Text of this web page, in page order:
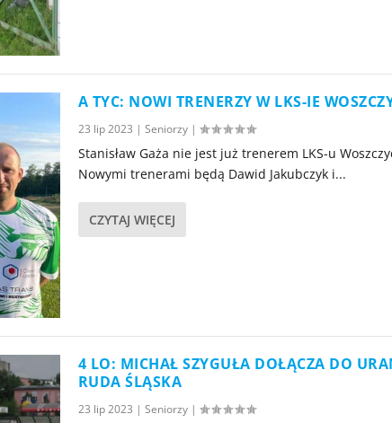
A TYC: NOWI TRENERZY W LKS-IE
23 lip 2023 | Seniorzy|
Stanisław Gaża nie jest już trenerem LKS-u
Nowymi trenerami będą Dawid Jakubczyk i...
CZYTAJ WIĘCEJ
4 LO: MICHAŁ SZYGUŁA DOŁĄCZA DO
RUDA ŚLĄSKA
23 lip 2023 | Seniorzy|